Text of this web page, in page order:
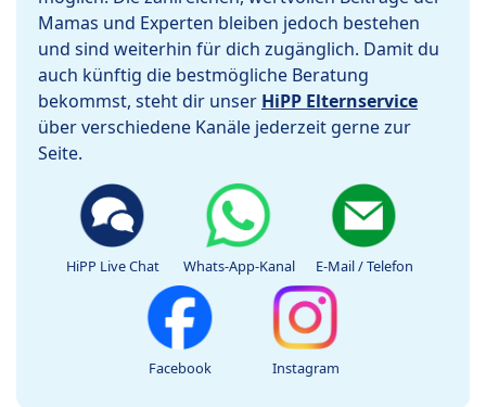
Mamas und Experten bleiben jedoch bestehen
und sind weiterhin für dich zugänglich. Damit du
auch künftig die bestmögliche Beratung
bekommst, steht dir unser HiPP Elternservice
über verschiedene Kanäle jederzeit gerne zur
Seite.
HiPP Live Chat Whats-App-Kanal E-Mail / Telefon
Facebook Instagram